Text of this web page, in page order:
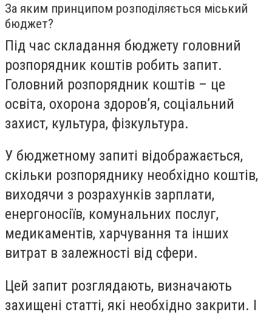
За яким принципом розподіляється міський
бюджет?
Під час складання бюджету головний
розпорядник коштів робить запит.
Головний розпорядник коштів – це
освіта, охорона здоров’я, соціальний
захист, культура, фізкультура.
У бюджетному запиті відображається,
скільки розпоряднику необхідно коштів,
виходячи з розрахунків зарплати,
енергоносіїв, комунальних послуг,
медикаментів, харчування та інших
витрат в залежності від сфери.
Цей запит розглядають, визначають
захищені статті, які необхідно закрити. І